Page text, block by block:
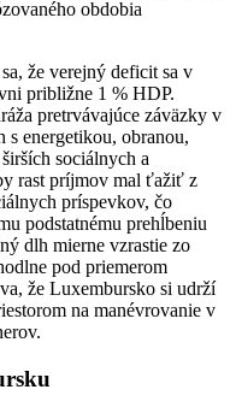
obdobia
že verejný deficit sa v
približne 1 % HDP.
pretrvávajúce záväzky v
s energetikou, obranou,
sociálnych a
rast príjmov mal ťažiť z
príspevkov, čo
podstatnému prehĺbeniu
dlh mierne vzrastie zo
pod priemerom
že Luxembursko si udrží
na manévrovanie v